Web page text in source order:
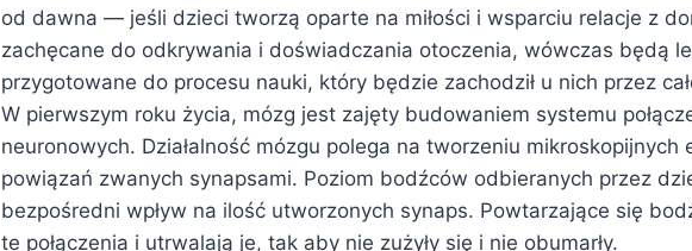
od dawna — jeśli dzieci tworzą oparte na miłości i wsparciu relacje z
zachęcane do odkrywania i doświadczania otoczenia, wówczas będą
przygotowane do procesu nauki, który będzie zachodził u nich przez
W pierwszym roku życia, mózg jest zajęty budowaniem systemu
neuronowych. Działalność mózgu polega na tworzeniu mikroskopijnych
powiązań zwanych synapsami. Poziom bodźców odbieranych przez
bezpośredni wpływ na ilość utworzonych synaps. Powtarzające się
te połączenia i utrwalają je, tak aby nie zużyły się i nie obumarły.